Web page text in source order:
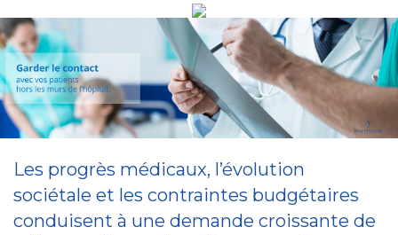
Les progrès médicaux, l’évolution
sociétale et les contraintes budgétaires
conduisent à une demande croissante de